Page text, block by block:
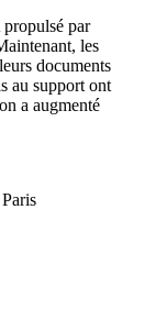
par
les
documents
au support ont
a augmenté